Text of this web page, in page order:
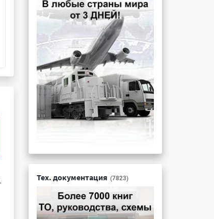
Подробнее ...
Тех. документация (7823)